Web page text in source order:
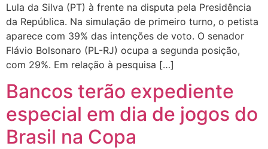
Lula da Silva (PT) à frente na disputa pela Presidência
da República. Na simulação de primeiro turno, o petista
aparece com 39% das intenções de voto. O senador
Flávio Bolsonaro (PL-RJ) ocupa a segunda posição,
com 29%. Em relação à pesquisa […]
Bancos terão expediente
especial em dia de jogos do
Brasil na Copa